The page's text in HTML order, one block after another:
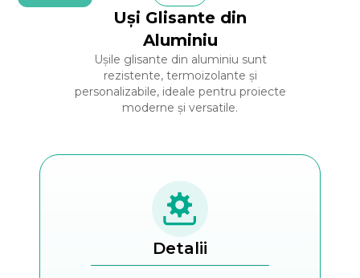
Uși Glisante din
Aluminiu
Ușile glisante din aluminiu sunt
rezistente, termoizolante și
personalizabile, ideale pentru proiecte
moderne și versatile.
Detalii